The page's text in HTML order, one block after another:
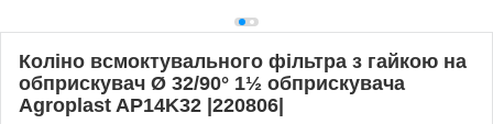
Коліно всмоктувального фільтра з гайкою на
обприскувач Ø 32/90° 1½ обприскувача
Agroplast AP14K32 |220806|